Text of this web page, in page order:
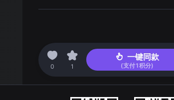
0 1
一键同款
(支付1积分)